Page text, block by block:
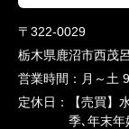
〒322-0029
栃木県鹿沼市西茂
営業時間： 月～土
定休日：
【売買】
季､年末年